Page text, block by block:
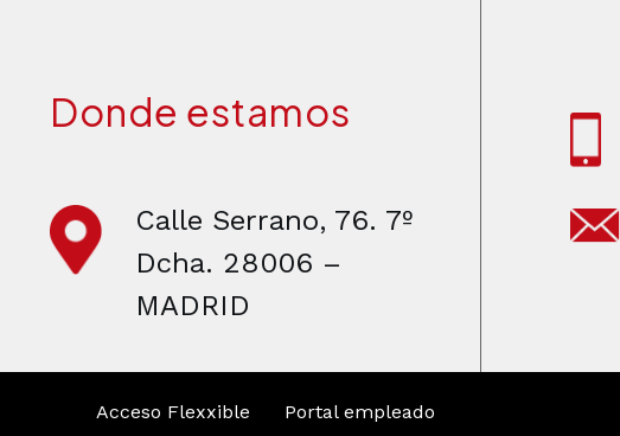
Donde estamos
Calle Serrano, 76. 7º
Dcha. 28006 –
MADRID
Acceso Flexxible Portal empleado